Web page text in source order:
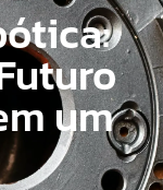
um